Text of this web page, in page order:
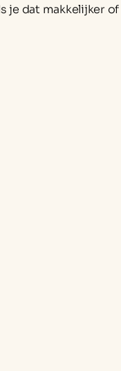
je dat makkelijker